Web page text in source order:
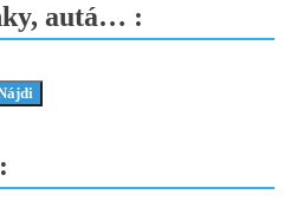
autá… :